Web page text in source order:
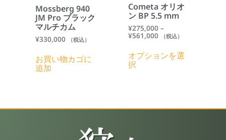
Mossberg 940
JM Pro ブラック
マルチカム
¥330,000 （税込）
お買い物カゴに
追加
Cometa オリオ
ン BP 5.5 mm
¥275,000 –
¥561,000 （税込）
オプションを選
択